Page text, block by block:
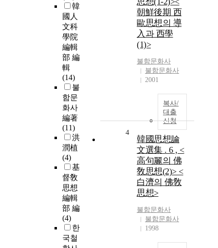
韓
國人
文科
學院
編輯
部 編
輯
(14)
불
함문
화사
編著
(11)
洪
潤植
(4)
基
督敎
思想
編輯
部 編
(4)
한
국철
朝鮮後期 西
歐思想의 導
入과 西學
(1)>
불함문화사
불함문화사
2001
복사/
대출
신청
4
韓國思想論
文選集 . 6 , <
高句麗의 佛
敎思想(2)> <
白濟의 佛敎
思想>
불함문화사
불함문화사
1998